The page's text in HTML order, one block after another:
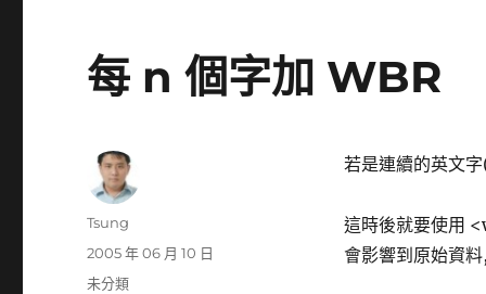
每 n 個字加 WBR
若是連續的英文
這時後就要使用
會影響到原始資
作
Tsung
發
佈
2005 年 06 月 10 日
分
未分類